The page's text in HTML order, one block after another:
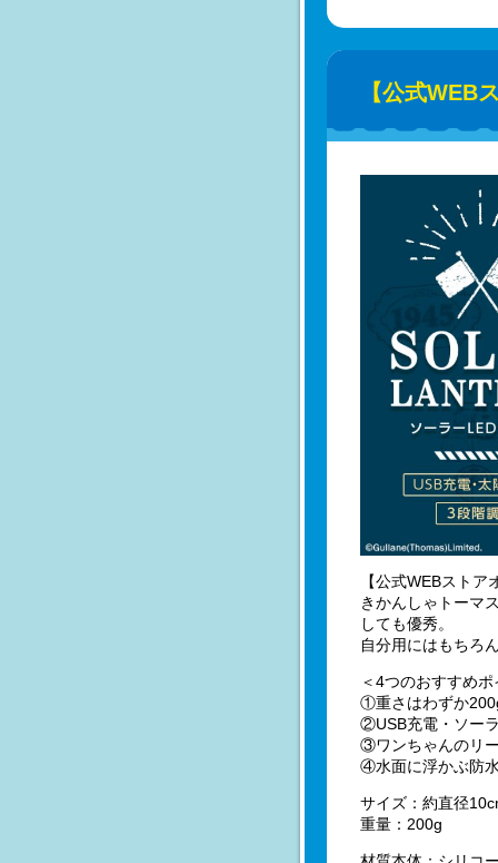
【公式WEB
【公式WEBスト
きかんしゃトーマ
しても優秀。
自分用にはもちろ
＜4つのおすすめ
①重さはわずか
②USB充電・ソー
③ワンちゃんのリ
④水面に浮かぶ防
サイズ：約直径
重量：200g